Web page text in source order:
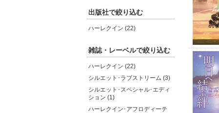
出版社で絞り込む
ハーレクイン (22)
雑誌・レーベルで絞り込む
ハーレクイン (22)
シルエット･ラブストリーム (3)
シルエット･スペシャル･エディ
ション (1)
ハーレクイン･アフロディーテ